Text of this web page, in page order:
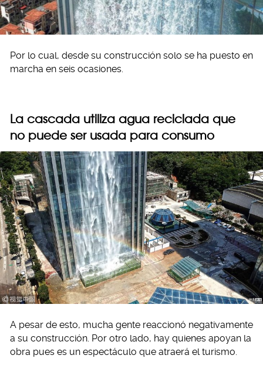
Por lo cual, desde su construcción solo se ha puesto en
marcha en seis ocasiones.
La cascada utiliza agua reciclada que
no puede ser usada para consumo
A pesar de esto, mucha gente reaccionó negativamente
a su construcción. Por otro lado, hay quienes apoyan la
obra pues es un espectáculo que atraerá el turismo.